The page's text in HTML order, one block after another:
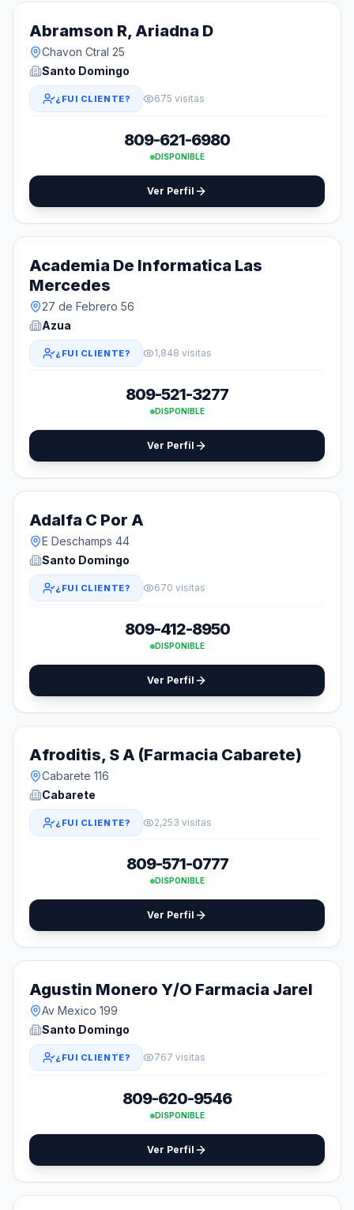
Abramson R, Ariadna D
Chavon Ctral 25
Santo Domingo
¿FUI CLIENTE? 675 visitas
809-621-6980
DISPONIBLE
Ver Perfil
Academia De Informatica Las
Mercedes
27 de Febrero 56
Azua
¿FUI CLIENTE? 1,848 visitas
809-521-3277
DISPONIBLE
Ver Perfil
Adalfa C Por A
E Deschamps 44
Santo Domingo
¿FUI CLIENTE? 670 visitas
809-412-8950
DISPONIBLE
Ver Perfil
Afroditis, S A (Farmacia Cabarete)
Cabarete 116
Cabarete
¿FUI CLIENTE? 2,253 visitas
809-571-0777
DISPONIBLE
Ver Perfil
Agustin Monero Y/O Farmacia Jarel
Av Mexico 199
Santo Domingo
¿FUI CLIENTE? 767 visitas
809-620-9546
DISPONIBLE
Ver Perfil